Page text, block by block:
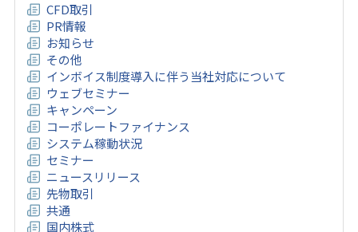
CFD取引
PR情報
お知らせ
その他
インボイス制度導入に伴う当社対応について
ウェブセミナー
キャンペーン
コーポレートファイナンス
システム稼動状況
セミナー
ニュースリリース
先物取引
共通
国内株式